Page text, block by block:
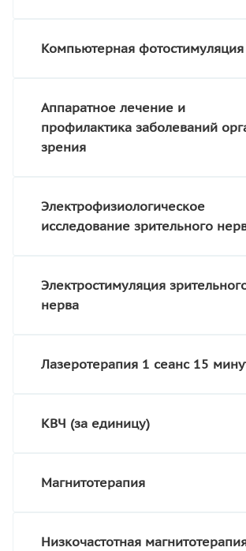
Компьютерная фотостимуляция
Аппаратное лечение и
профилактика заболеваний
зрения
Электрофизиологическое
исследование зрительного
Электростимуляция
нерва
Лазеротерапия 1 сеанс 15
КВЧ (за единицу)
Магнитотерапия
Низкочастотная